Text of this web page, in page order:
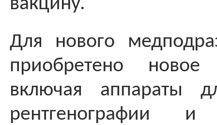
вакцину.
Для нового
приобретено новое
включая аппараты
рентгенографии